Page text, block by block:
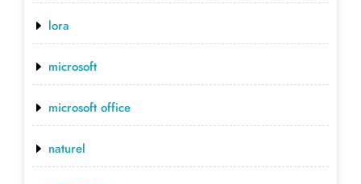
lora
microsoft
microsoft office
naturel